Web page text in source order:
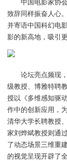
致辞同样振奋人心
并寄语中国科幻电
影的新高地，吸引
论坛亮点频现，
级教授、博雅特聘
授以《多维感知驱
作中的创新应用，
清华大学长聘教授
家刘烨斌教授则通
了动态场景三维重
的视觉呈现开辟了